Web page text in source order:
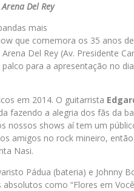
Del Rey
mais
que comemora os 35 anos
Arena Del Rey (Av. Presidente
para a apresentação no
em 2014. O guitarrista
fazendo a alegria dos fãs da
nossos shows aí tem um
amigos no rock mineiro,
Nasi.
Pádua (bateria) e Johnny
como “Flores em